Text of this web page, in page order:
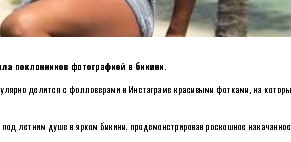
поклонников фотографией в бикини.
делится с фолловерами в Инстаграме красивыми фотками, на
летним душе в ярком бикини, продемонстрировав роскошное